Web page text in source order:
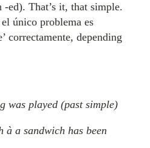
-ed). That’s it, that simple.
único problema es
correctamente, depending
was played (past simple)
à a sandwich has been